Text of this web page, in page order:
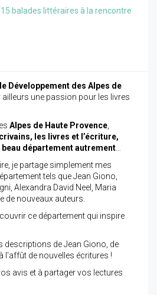
15 balades littéraires à la rencontre
Développement des Alpes de
ailleurs une passion pour les livres
Alpes de Haute Provence
les livres et l’écriture,
département autrement
je partage simplement mes
tels que Jean Giono,
Alexandra David Neel, Maria
de nouveaux auteurs.
ce département qui inspire
descriptions de Jean Giono, de
l'affût de nouvelles écritures !
avis et à partager vos lectures